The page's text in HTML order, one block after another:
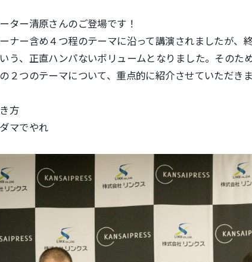
ター清原さんのご登場です！
ナー含め４つ程のテーマに沿って講演されましたが、
う、正直ハンパないボリュームとなりました。そのた
２つのテーマについて、重点的に紹介させていただきま
方
マでやれ